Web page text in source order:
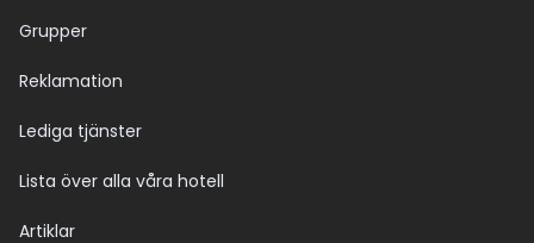
Grupper
Reklamation
Lediga tjänster
Lista över alla våra hotell
Artiklar